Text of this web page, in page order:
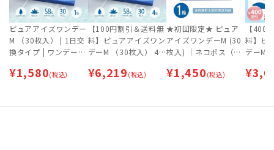
ピュアアイズワンデー
M （30枚入） | 1日交
換タイプ | ワンデー
ト投函）】
¥1,580(税込)
【100円割引＆送料無
料】ピュアアイズワン
デーM （30枚入） 4
イプ | ワンデー 【ネ
¥6,219 (税込)
★初回限定★ ピュア
アイズワンデーM (30
枚入) ｜ネコポス（ポ
様１回限り
¥1,450 (税込)
【400
料】ピ
デーM
ure Fit)
¥